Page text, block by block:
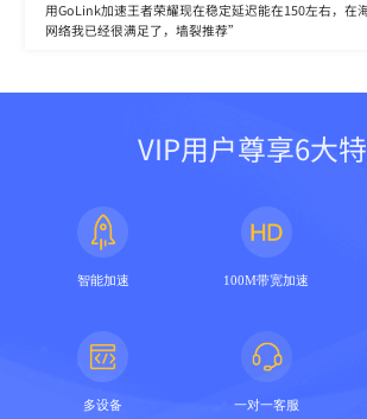
用GoLink加速王者荣耀现在稳定延迟能在150左右，在
网络我已经很满足了，墙裂推荐”
VIP用户尊享6大
智能加速 100M带宽加速
多设备 一对一客服